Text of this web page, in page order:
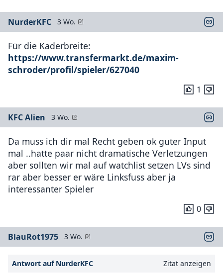
NurderKFC 3 Wo.
Für die Kaderbreite:
https://www.transfermarkt.de/maxim-
schroder/profil/spieler/627040
1
KFC Alien 3 Wo.
Da muss ich dir mal Recht geben ok guter Input
mal ..hatte paar nicht dramatische Verletzungen
aber sollten wir mal auf watchlist setzen LVs sind
rar aber besser er wäre Linksfuss aber ja
interessanter Spieler
0
BlauRot1975 3 Wo.
Antwort auf NurderKFC Zitat anzeigen